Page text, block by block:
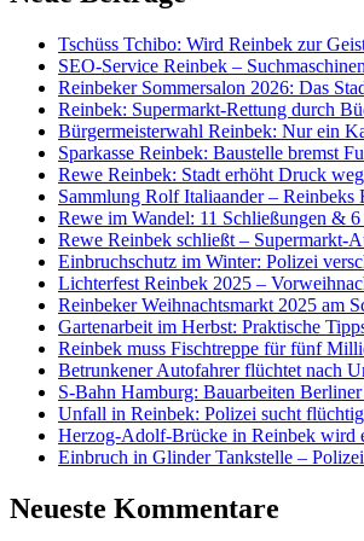
Tschüss Tchibo: Wird Reinbek zur
SEO-Service Reinbek –
Reinbeker Sommersalon 2026: Das
Reinbek: Supermarkt-Rettung durch
Bürgermeisterwahl Reinbek: Nur ein
Sparkasse Reinbek: Baustelle bremst
Rewe Reinbek: Stadt erhöht Druck
Sammlung Rolf Italiaander – Reinbeks
Rewe im Wandel: 11 Schließungen &
Rewe Reinbek schließt – Supermarkt-
Einbruchschutz im Winter: Polizei
Lichterfest Reinbek 2025 –
Reinbeker Weihnachtsmarkt 2025 am
Gartenarbeit im Herbst: Praktische
Reinbek muss Fischtreppe für fünf
Betrunkener Autofahrer flüchtet nach
S-Bahn Hamburg: Bauarbeiten
Unfall in Reinbek: Polizei sucht
Herzog-Adolf-Brücke in Reinbek wird
Einbruch in Glinder Tankstelle –
Neueste Kommentare